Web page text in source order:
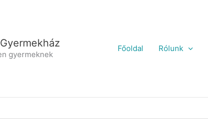
gyermeknek
Főoldal Rólunk